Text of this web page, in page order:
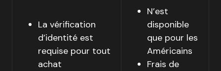
La vérification
d’identité est
requise pour tout
achat
N’est
disponible
que pour les
Américains
Frais de